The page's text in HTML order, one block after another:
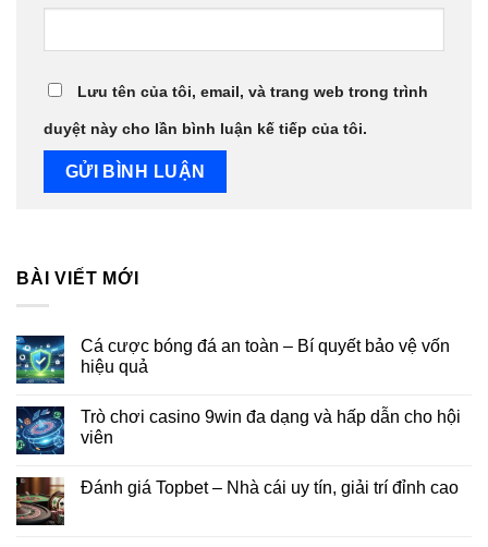
Lưu tên của tôi, email, và trang web trong trình
duyệt này cho lần bình luận kế tiếp của tôi.
BÀI VIẾT MỚI
Cá cược bóng đá an toàn – Bí quyết bảo vệ vốn
hiệu quả
Trò chơi casino 9win đa dạng và hấp dẫn cho hội
viên
Đánh giá Topbet – Nhà cái uy tín, giải trí đỉnh cao